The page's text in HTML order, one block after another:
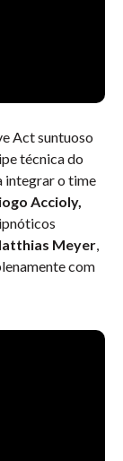
Act suntuoso
técnica do
integrar o time
Accioly,
Meyer,
com